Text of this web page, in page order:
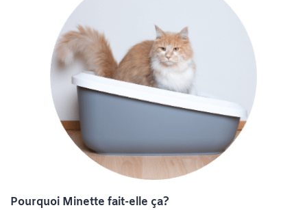
Pourquoi Minette fait-elle ça?